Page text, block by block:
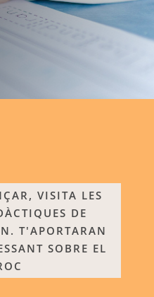
VISITA LES
DE
T'APORTARAN
SOBRE EL